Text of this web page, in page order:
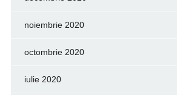
noiembrie 2020
octombrie 2020
iulie 2020